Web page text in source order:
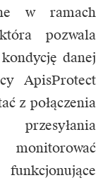
w ramach
pozwala
danej
ApisProtect
z połączenia